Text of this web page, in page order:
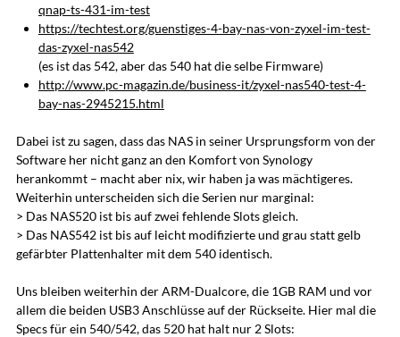
qnap-ts-431-im-test
https://techtest.org/guenstiges-4-bay-nas-von-zyxel-im-test-
das-zyxel-nas542
(es ist das 542, aber das 540 hat die selbe Firmware)
http://www.pc-magazin.de/business-it/zyxel-nas540-test-4-
bay-nas-2945215.html
Dabei ist zu sagen, dass das NAS in seiner Ursprungsform von der
Software her nicht ganz an den Komfort von Synology
herankommt – macht aber nix, wir haben ja was mächtigeres.
Weiterhin unterscheiden sich die Serien nur marginal:
> Das NAS520 ist bis auf zwei fehlende Slots gleich.
> Das NAS542 ist bis auf leicht modifizierte und grau statt gelb
gefärbter Plattenhalter mit dem 540 identisch.
Uns bleiben weiterhin der ARM-Dualcore, die 1GB RAM und vor
allem die beiden USB3 Anschlüsse auf der Rückseite. Hier mal die
Specs für ein 540/542, das 520 hat halt nur 2 Slots: